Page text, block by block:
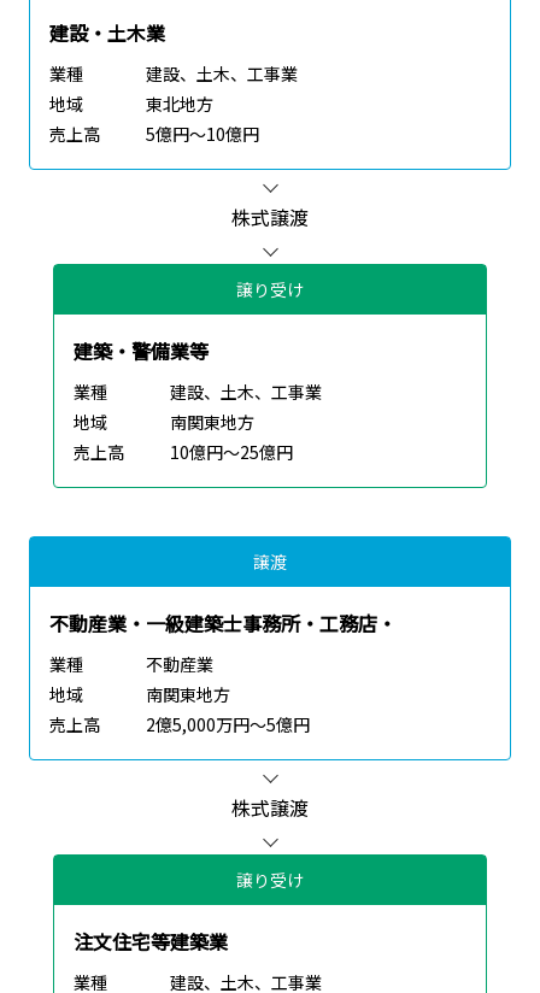
建設・土木業
業種
建設、土木、工事業
地域
東北地方
売上高
5億円～10億円
株式譲渡
譲り受け
建築・警備業等
業種
建設、土木、工事業
地域
南関東地方
売上高
10億円～25億円
譲渡
不動産業・一級建築士事務所・工務店・
業種
不動産業
地域
南関東地方
売上高
2億5,000万円～5億円
株式譲渡
譲り受け
注文住宅等建築業
業種 建設、土木、工事業